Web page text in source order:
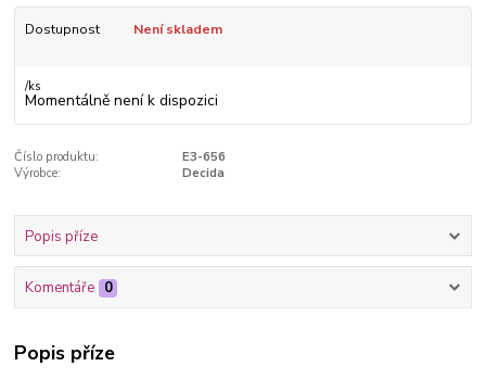
Dostupnost Není skladem
/ks
Momentálně není k dispozici
Číslo produktu:
E3-656
Výrobce:
Decida
Popis příze
Komentáře 0
Popis příze